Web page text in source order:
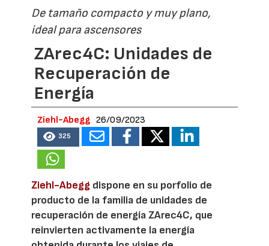
De tamaño compacto y muy plano,
ideal para ascensores
ZArec4C: Unidades de
Recuperación de
Energía
Ziehl-Abegg 26/09/2023
325
Ziehl-Abegg dispone en su porfolio de
producto de la familia de unidades de
recuperación de energía ZArec4C, que
reinvierten activamente la energía